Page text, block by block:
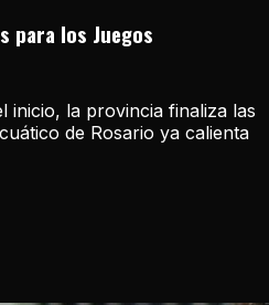
para los Juegos
inicio, la provincia finaliza las
de Rosario ya calienta